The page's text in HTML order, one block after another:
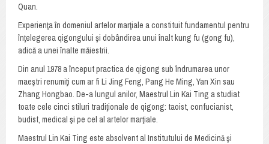
Quan.
Experienţa în domeniul artelor marţiale a constituit fundamentul pentru
înţelegerea qigongului şi dobândirea unui înalt kung fu (gong fu),
adică a unei înalte măiestrii.
Din anul 1978 a început practica de qigong sub îndrumarea unor
maeştri renumiţi cum ar fi Li Jing Feng, Pang He Ming, Yan Xin sau
Zhang Hongbao. De-a lungul anilor, Maestrul Lin Kai Ting a studiat
toate cele cinci stiluri tradiţionale de qigong: taoist, confucianist,
budist, medical şi pe cel al artelor marţiale.
Maestrul Lin Kai Ting este absolvent al Institutului de Medicină şi